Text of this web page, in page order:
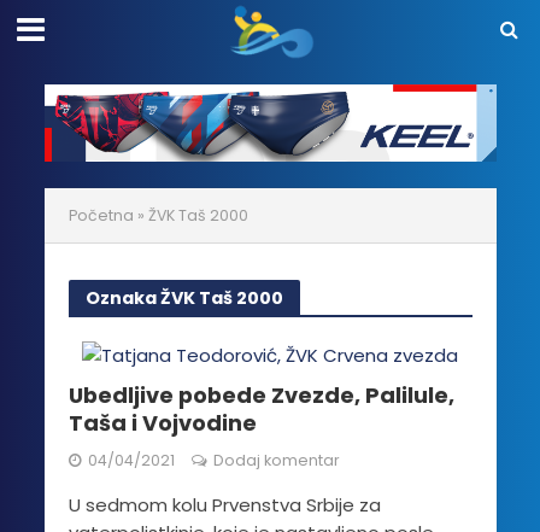
Početna » ŽVK Taš 2000
Oznaka ŽVK Taš 2000
Ubedljive pobede Zvezde, Palilule,
Taša i Vojvodine
04/04/2021 Dodaj komentar
U sedmom kolu Prvenstva Srbije za